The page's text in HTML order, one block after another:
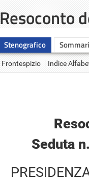
Resoconto
Stenografico
Frontespizio Indice
Seduta